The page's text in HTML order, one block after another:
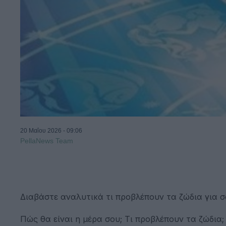
20 Μαΐου 2026 - 09:06
PellaNews Team
Διαβάστε αναλυτικά τι προβλέπουν τα ζώδια για
Πώς θα είναι η μέρα σου; Τι προβλέπουν τα ζώδια;